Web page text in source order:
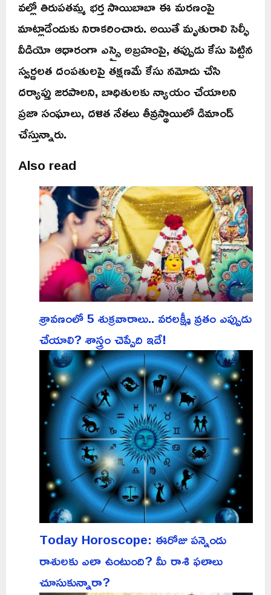
వల్లో తిరుపతమ్మ భర్త సాయిబాబా ఈ మరణంపై
మాట్లాడేందుకు నిరాకరించారు. అయితే మృతురాలి సెల్ఫీ
వీడియో ఆధారంగా ఎస్సై అబ్రహంపై, తప్పుడు కేసు పెట్టిన
స్వర్ణలత దంపతులపై తక్షణమే కేసు నమోదు చేసి
దర్యాప్తు జరపాలని, బాధితులకు న్యాయం చేయాలని
ప్రజా సంఘాలు, దళిత నేతలు తీవ్రస్థాయిలో డిమాండ్
చేస్తున్నారు.
Also read
శ్రావణంలో 5 శుక్రవారాలు.. వరలక్ష్మీ వ్రతం ఎప్పుడు
చేయాలి? శాస్త్రం చెప్పేది ఇదే!
Today Horoscope: ఈరోజు పన్నెండు
రాశులకు ఎలా ఉంటుంది? మీ రాశి ఫలాలు
చూసుకున్నారా?